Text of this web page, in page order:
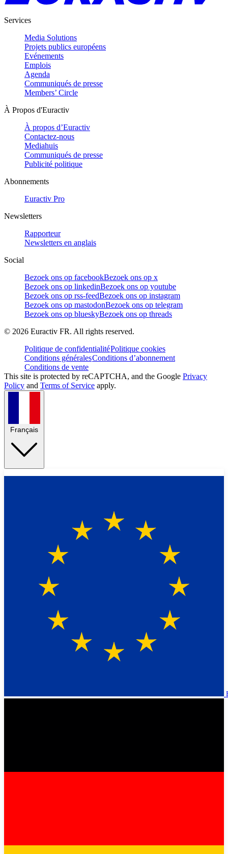
Services
Media Solutions
Projets publics européens
Evénements
Emplois
Agenda
Communiqués de presse
Members’ Circle
À Propos d'Euractiv
À propos d’Euractiv
Contactez-nous
Mediahuis
Communiqués de presse
Publicité politique
Abonnements
Euractiv Pro
Newsletters
Rapporteur
Newsletters en anglais
Social
Bezoek ons op facebookBezoek ons op x
Bezoek ons op linkedinBezoek ons op youtube
Bezoek ons op rss-feedBezoek ons op instagram
Bezoek ons op mastodonBezoek ons op telegram
Bezoek ons op blueskyBezoek ons op threads
© 2026 Euractiv FR. All rights reserved.
Politique de confidentialitéPolitique cookies
Conditions généralesConditions d’abonnement
Conditions de vente
This site is protected by reCAPTCHA, and the Google Privacy
Policy and Terms of Service apply.
Français